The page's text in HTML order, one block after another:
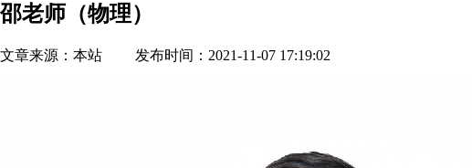
邵老师（物理）
文章来源：本站 发布时间：2021-11-07 17:19:02